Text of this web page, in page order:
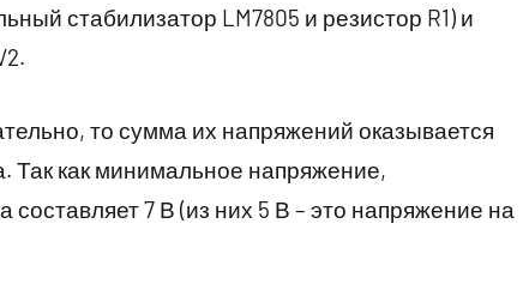
стабилизатор LM7805 и резистор R1) и
то сумма их напряжений оказывается
Так как минимальное напряжение,
7 В (из них 5 В – это напряжение на